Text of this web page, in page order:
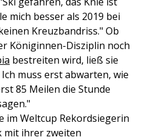
mich besser als 2019 bei
Kreuzbandriss." Ob
Königinnen-Disziplin noch
bestreiten wird, ließ sie
muss erst abwarten, wie
85 Meilen die Stunde
im Weltcup Rekordsiegerin
mit ihrer zweiten